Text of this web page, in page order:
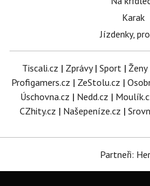
Karak
Jízdenky,
Tiscali.cz | Zprávy| Sport | Ženy
Profigamers.cz | ZeStolu.cz |
Úschovna.cz | Nedd.cz |
CZhity.cz | Našepeníze.cz |
Partneři: